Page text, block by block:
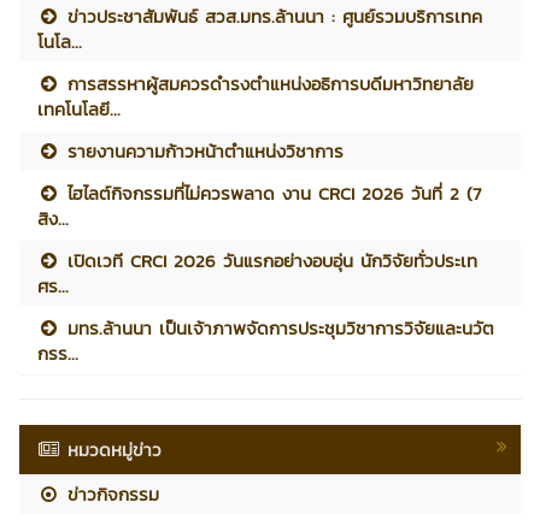
ข่าวประชาสัมพันธ์ สวส.มทร.ล้านนา : ศูนย์รวมบริการเทค
โนโล...
การสรรหาผู้สมควรดำรงตำแหน่งอธิการบดีมหาวิทยาลัย
เทคโนโลยี...
รายงานความก้าวหน้าตำแหน่งวิชาการ
ไฮไลต์กิจกรรมที่ไม่ควรพลาด งาน CRCI 2026 วันที่ 2 (7
สิง...
เปิดเวที CRCI 2026 วันแรกอย่างอบอุ่น นักวิจัยทั่วประเท
ศร...
มทร.ล้านนา เป็นเจ้าภาพจัดการประชุมวิชาการวิจัยและนวัต
กรร...
หมวดหมู่ข่าว
ข่าวกิจกรรม